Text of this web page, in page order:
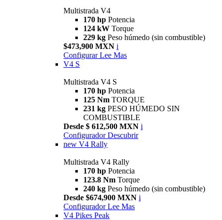
Multistrada V4
170 hp Potencia
124 kW Torque
229 kg Peso húmedo (sin combustible)
$473,900 MXN i
Configurar Lee Mas
V4 S
Multistrada V4 S
170 hp Potencia
125 Nm TORQUE
231 kg PESO HÚMEDO SIN
COMBUSTIBLE
Desde $ 612,500 MXN i
Configurador Descubrir
new V4 Rally
Multistrada V4 Rally
170 hp Potencia
123.8 Nm Torque
240 kg Peso húmedo (sin combustible)
Desde $674,900 MXN i
Configurador Lee Mas
V4 Pikes Peak